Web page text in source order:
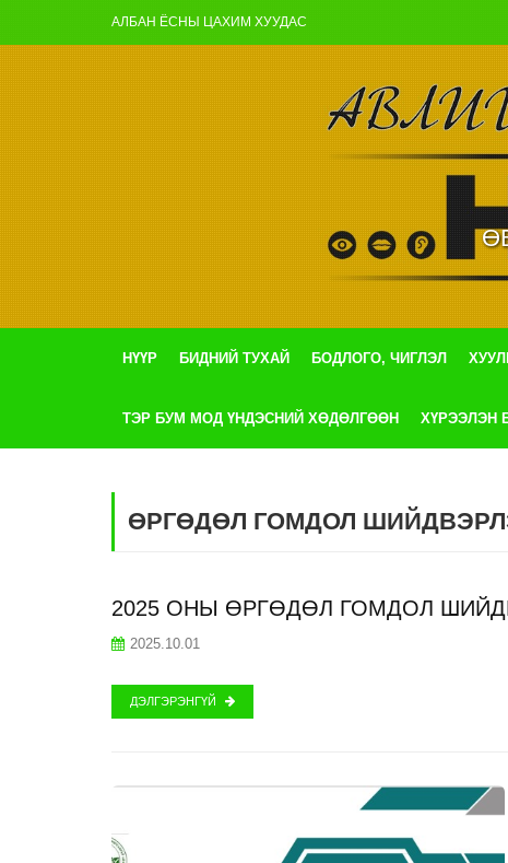
АЛБАН ЁСНЫ ЦАХИМ ХУУДАС
НҮҮР БИДНИЙ ТУХАЙ БОДЛОГО, ЧИГЛЭЛ
ТЭР БУМ МОД ҮНДЭСНИЙ ХӨДӨЛГӨӨН ХҮРЭЭЛЭН
ӨРГӨДӨЛ ГОМДОЛ
2025 ОНЫ ӨРГӨДӨЛ ГОМДОЛ
2025.10.01
ДЭЛГЭРЭНГҮЙ